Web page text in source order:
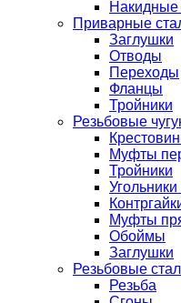
Накидные
Приварные
Заглушки
Отводы
Переходы
Фланцы
Тройники
Резьбовые
Муфты
Тройники
Муфты
Обоймы
Заглушки
Резьбовые
Резьба